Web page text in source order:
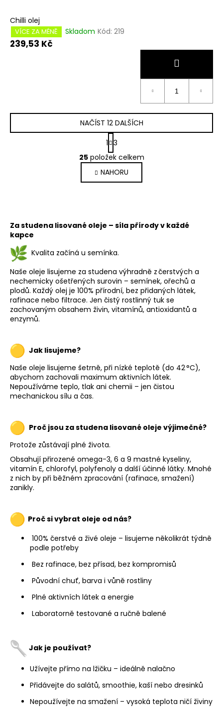
Chilli olej
VÍCE ZA MÉNĚ Skladom Kód: 219
239,53 Kč
O
v
l
á
í
r
k
y
v
ý
p
NAČÍST 12 DALŠÍCH
S
t
r
á
n
k
n
1 3
25položek celkem
NAHORU
Za studena lisované oleje – síla přírody v každé
kapce
Kvalita začíná u semínka.
Naše oleje lisujeme za studena výhradně z čerstvých a
nechemicky ošetřených surovin – semínek, ořechů a
plodů. Každý olej je 100% přírodní, bez přidaných látek,
rafinace nebo filtrace. Jen čistý rostlinný tuk se
zachovaným obsahem živin, vitamínů, antioxidantů a
enzymů.
Jak lisujeme?
Naše oleje lisujeme šetrně, při nízké teplotě (do 42 °C),
abychom zachovali maximum aktivních látek.
Nepoužíváme teplo, tlak ani chemii – jen čistou
mechanickou sílu a čas.
Proč jsou za studena lisované oleje výjimečné?
Protože zůstávají plné života.
Obsahují přirozené omega-3, 6 a 9 mastné kyseliny,
vitamín E, chlorofyl, polyfenoly a další účinné látky. Mnohé
z nich by při běžném zpracování (rafinace, smažení)
zanikly.
Proč si vybrat oleje od nás?
100% čerstvé a živé oleje – lisujeme několikrát týdně
podle potřeby
Bez rafinace, bez přísad, bez kompromisů
Původní chuť, barva i vůně rostliny
Plné aktivních látek a energie
Laboratorně testované a ručně balené
Jak je používat?
Užívejte přímo na lžičku – ideálně nalačno
Přidávejte do salátů, smoothie, kaší nebo dresinků
Nepoužívejte na smažení – vysoká teplota ničí živiny